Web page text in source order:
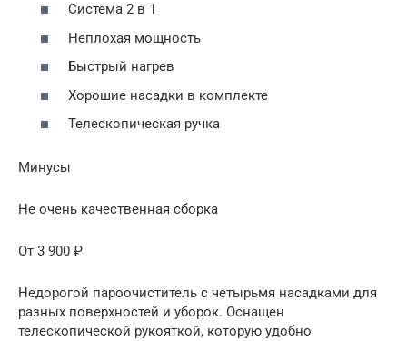
Система 2 в 1
Неплохая мощность
Быстрый нагрев
Хорошие насадки в комплекте
Телескопическая ручка
Минусы
Не очень качественная сборка
От 3 900 ₽
Недорогой пароочиститель с четырьмя насадками для
разных поверхностей и уборок. Оснащен
телескопической рукояткой, которую удобно